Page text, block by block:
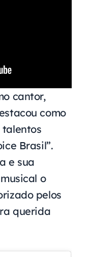
cantor,
como
Brasil”.
e sua
o
pelos
querida